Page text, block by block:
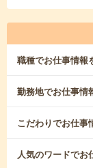
職種でお仕事情報
勤務地でお仕事情
こだわりでお仕事
人気のワードでお